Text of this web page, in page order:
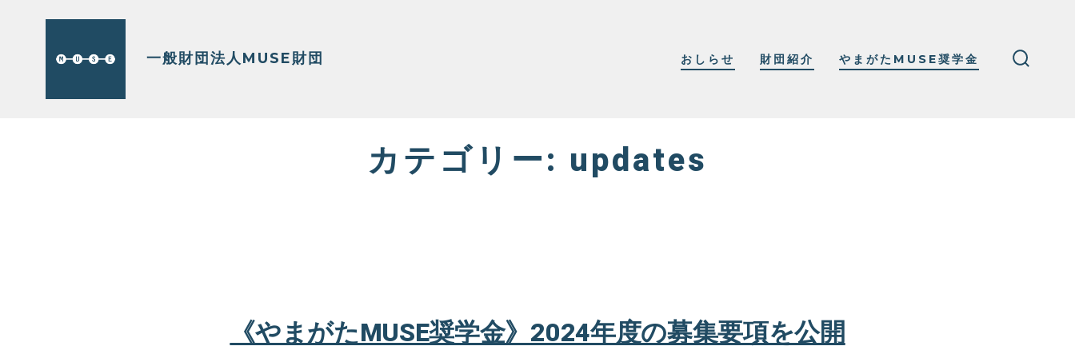
一般財団法人MUSE財団 おしらせ 財団紹介 やまがたMUSE奨学金
カテゴリー: updates
《やまがたMUSE奨学金》2024年度の募集要項を公開